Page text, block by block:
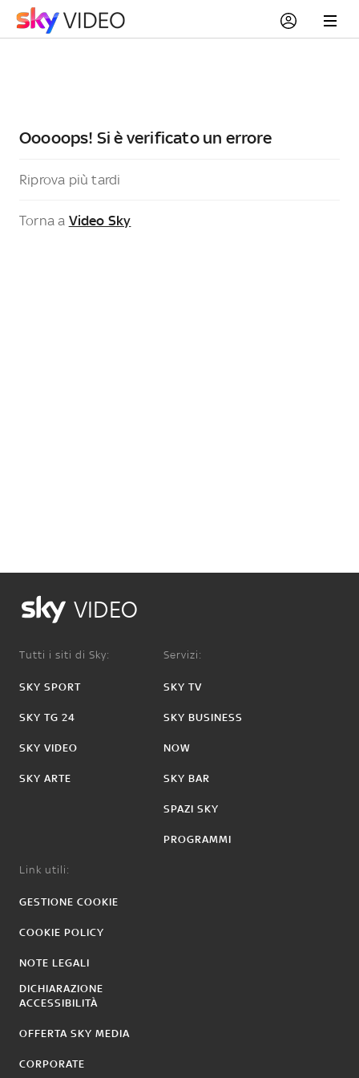
Ooooops! Si è verificato un errore
Riprova più tardi
Torna a Video Sky
VIDEO
Tutti i siti di Sky:
SKY SPORT
SKY TG 24
SKY VIDEO
SKY ARTE
Servizi:
SKY TV
SKY BUSINESS
NOW
SKY BAR
SPAZI SKY
PROGRAMMI
Link utili:
GESTIONE COOKIE
COOKIE POLICY
NOTE LEGALI
DICHIARAZIONE
ACCESSIBILITÀ
OFFERTA SKY MEDIA
CORPORATE